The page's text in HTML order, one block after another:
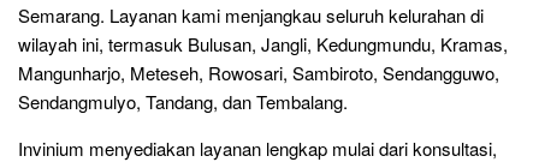
Semarang. Layanan kami menjangkau seluruh kelurahan di
wilayah ini, termasuk Bulusan, Jangli, Kedungmundu, Kramas,
Mangunharjo, Meteseh, Rowosari, Sambiroto, Sendangguwo,
Sendangmulyo, Tandang, dan Tembalang.
Invinium menyediakan layanan lengkap mulai dari konsultasi,